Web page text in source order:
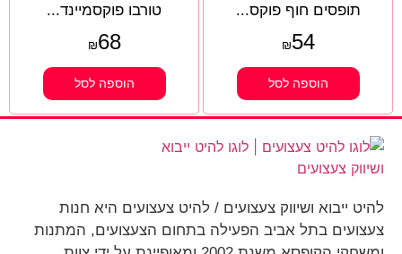
תופסים חוף פוקס...
₪54
הוספה לסל
טורבו פוקסמיינד...
₪68
הוספה לסל
להיט ייבוא ושיווק צעצועים / להיט צעצועים היא חנות
צעצועים בתל אביב הפעילה בתחום הצעצועים, המתנות